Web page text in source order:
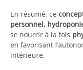
En résumé, ce
personnel,
se nourrir à la fois
en favorisant
intérieure.